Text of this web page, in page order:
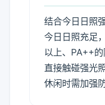
结合今日日照
今日日照充足
以上、PA++
直接触碰强光
休闲时需加强